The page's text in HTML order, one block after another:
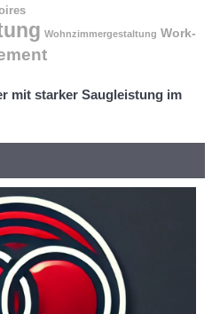
Wohnzimmergestaltung Work-
mit starker Saugleistung im